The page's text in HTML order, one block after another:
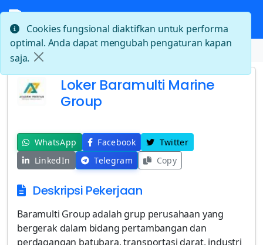
Beranda Loker Baramulti Marine Group
Loker Baramulti Marine
Group
WhatsApp Facebook
Twitter
LinkedIn
Telegram Copy
Deskripsi Pekerjaan
Baramulti Group adalah grup perusahaan yang
bergerak dalam bidang pertambangan dan
perdagangan batubara, transportasi darat, industri
Cookies fungsional diaktifkan untuk performa
optimal. Anda dapat mengubah pengaturan kapan
saja.